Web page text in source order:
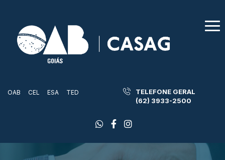
OAB CEL ESA TED
TELEFONE GERAL
(62) 3933-2500